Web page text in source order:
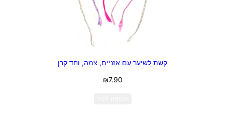
קשת לשיער עם אזניים, צמה, וחד קרן
₪7.90